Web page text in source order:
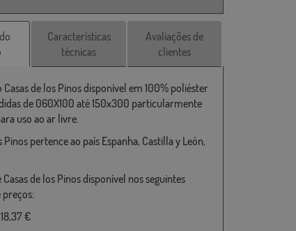
Características
técnicas
Avaliações de
clientes
Casas de los Pinos disponível em 100% poliéster
de 060X100 até 150x300 particularmente
uso ao ar livre.
Pinos pertence ao país Espanha, Castilla y León,
Casas de los Pinos disponível nos seguintes
preços:
€